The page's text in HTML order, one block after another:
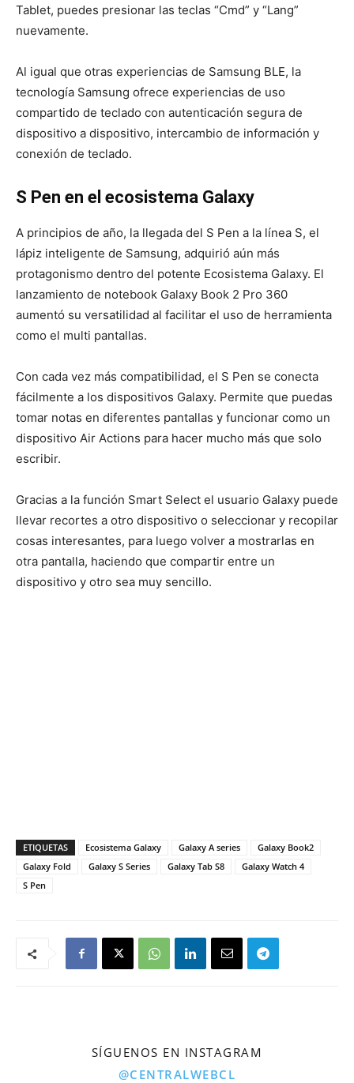
Tablet, puedes presionar las teclas “Cmd” y “Lang”
nuevamente.
Al igual que otras experiencias de Samsung BLE, la
tecnología Samsung ofrece experiencias de uso
compartido de teclado con autenticación segura de
dispositivo a dispositivo, intercambio de información y
conexión de teclado.
S Pen en el ecosistema Galaxy
A principios de año, la llegada del S Pen a la línea S, el
lápiz inteligente de Samsung, adquirió aún más
protagonismo dentro del potente Ecosistema Galaxy. El
lanzamiento de notebook Galaxy Book 2 Pro 360
aumentó su versatilidad al facilitar el uso de herramienta
como el multi pantallas.
Con cada vez más compatibilidad, el S Pen se conecta
fácilmente a los dispositivos Galaxy. Permite que puedas
tomar notas en diferentes pantallas y funcionar como un
dispositivo Air Actions para hacer mucho más que solo
escribir.
Gracias a la función Smart Select el usuario Galaxy puede
llevar recortes a otro dispositivo o seleccionar y recopilar
cosas interesantes, para luego volver a mostrarlas en
otra pantalla, haciendo que compartir entre un
dispositivo y otro sea muy sencillo.
ETIQUETAS Ecosistema Galaxy Galaxy A series
Galaxy Book2
Galaxy Fold
Galaxy S Series Galaxy Tab S8
Galaxy Watch 4
S Pen
SÍGUENOS EN INSTAGRAM
@CENTRALWEBCL